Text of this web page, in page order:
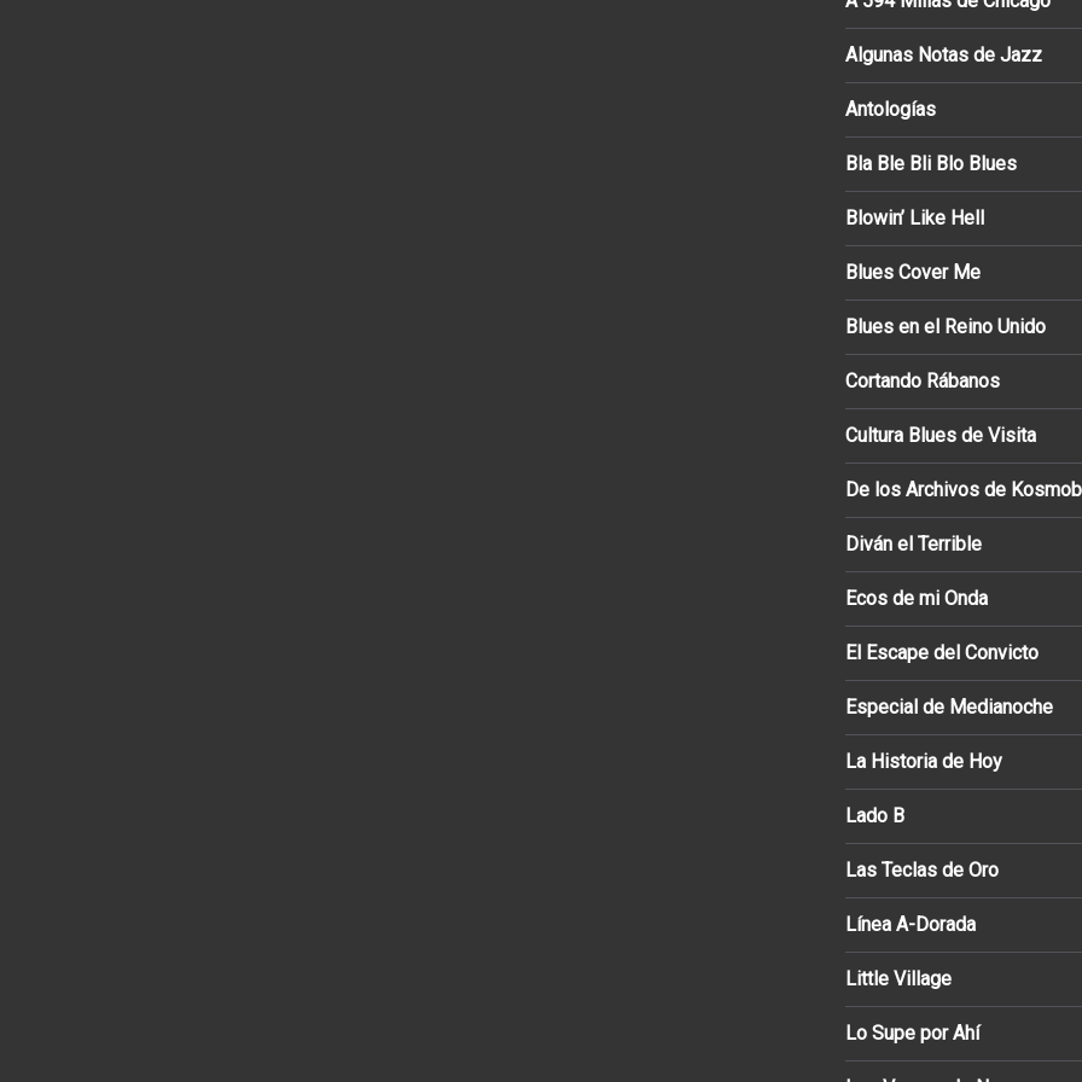
Algunas Notas de Jazz
Antologías
Bla Ble Bli Blo Blues
Blowin’ Like Hell
Blues Cover Me
Blues en el Reino Unido
Cortando Rábanos
Cultura Blues de Visita
De los Archivos de
Diván el Terrible
Ecos de mi Onda
El Escape del Convicto
Especial de Medianoche
La Historia de Hoy
Lado B
Las Teclas de Oro
Línea A-Dorada
Little Village
Lo Supe por Ahí